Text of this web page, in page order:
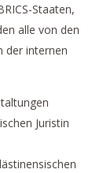
Staaten,
alle von den
der internen
Juristin